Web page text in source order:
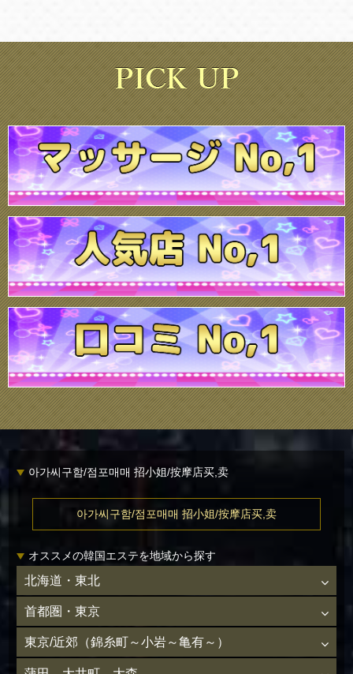
아가씨구함/점포매매 招小姐/按摩店买,卖
아가씨구함/점포매매 招小姐/按摩店买,卖
オススメの韓国エステを地域から探す
北海道・東北
首都圏・東京
東京/近郊（錦糸町～小岩～亀有～）